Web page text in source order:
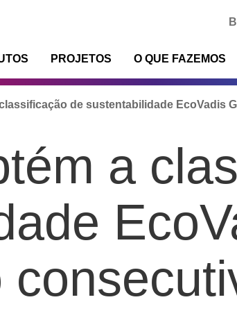
PROJETOS O QUE FAZEMOS
de sustentabilidade EcoVadis
a